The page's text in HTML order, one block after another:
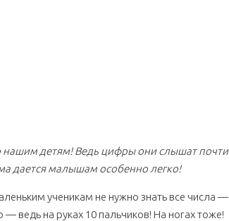
нашим детям! Ведь цифры они слышат почти
дается малышам особенно легко!
ученикам не нужно знать все числа —
ведь на руках 10 пальчиков! На ногах тоже!